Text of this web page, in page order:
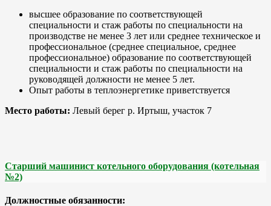
высшее образование по соответствующей
специальности и стаж работы по специальности на
производстве не менее 3 лет или среднее техническое и
профессиональное (среднее специальное, среднее
профессиональное) образование по соответствующей
специальности и стаж работы по специальности на
руководящей должности не менее 5 лет.
Опыт работы в теплоэнергетике приветствуется
Место работы: Левый берег р. Иртыш, участок 7
Старший машинист котельного оборудования (котельная
№2)
Должностные обязанности: